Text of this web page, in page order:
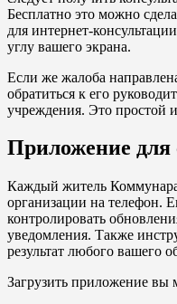
Бесплатно это можно
для интернет-
углу вашего экрана.
Если же жалоба
обратиться к его
учреждения. Это простой
Приложение для
Каждый житель
организации на телефон.
контролировать
уведомления. Также
результат любого вашего
Загрузить приложение вы